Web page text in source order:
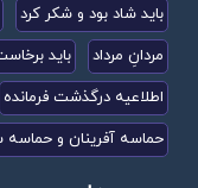
باید شاد بود و شکر کرد
مردانِ مرداد
باید
اطلاعیه درگذشت فرمانده
حماسه آفرینان و حماسه